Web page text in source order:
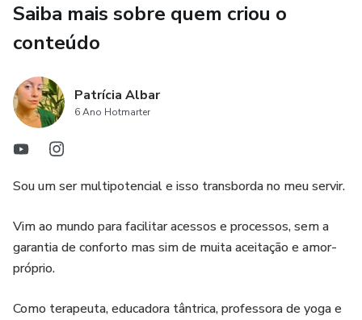
Saiba mais sobre quem criou o
conteúdo
Patrícia Albar
6 Ano Hotmarter
Sou um ser multipotencial e isso transborda no meu servir.
Vim ao mundo para facilitar acessos e processos, sem a
garantia de conforto mas sim de muita aceitação e amor-
próprio.
Como terapeuta, educadora tântrica, professora de yoga e